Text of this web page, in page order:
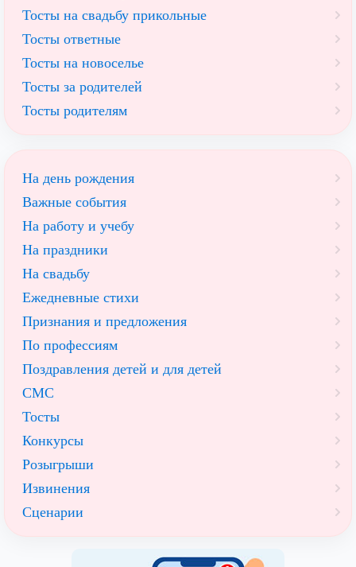
Тосты на свадьбу прикольные
Тосты ответные
Тосты на новоселье
Тосты за родителей
Тосты родителям
На день рождения
Важные события
На работу и учебу
На праздники
На свадьбу
Ежедневные стихи
Признания и предложения
По профессиям
Поздравления детей и для детей
СМС
Тосты
Конкурсы
Розыгрыши
Извинения
Сценарии